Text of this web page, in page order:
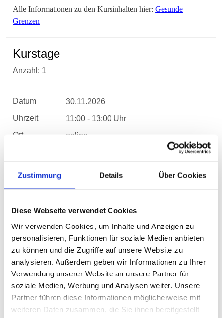
Zustimmung Details Über Cookies
Diese Webseite verwendet Cookies
Wir verwenden Cookies, um Inhalte und Anzeigen zu
personalisieren, Funktionen für soziale Medien anbieten
zu können und die Zugriffe auf unsere Website zu
analysieren. Außerdem geben wir Informationen zu Ihrer
Verwendung unserer Website an unsere Partner für
soziale Medien, Werbung und Analysen weiter. Unsere
Partner führen diese Informationen möglicherweise mit
weiteren Daten zusammen, die Sie ihnen bereitgestellt
Alle Informationen zu den Kursinhalten hier:Gesunde
Grenzen
Kurstage
Anzahl: 1
Datum
30.11.2026
Uhrzeit
11:00 - 13:00 Uhr
Ort
online
Download der Kurstermine
Dozent:in
Jennifer Zaborski
Weitere Kurse
000-020 -AI for Beginners – Einführung in die Welt
der Künstlichen Intelligenz
000-024 - Digital Tools – CANVA